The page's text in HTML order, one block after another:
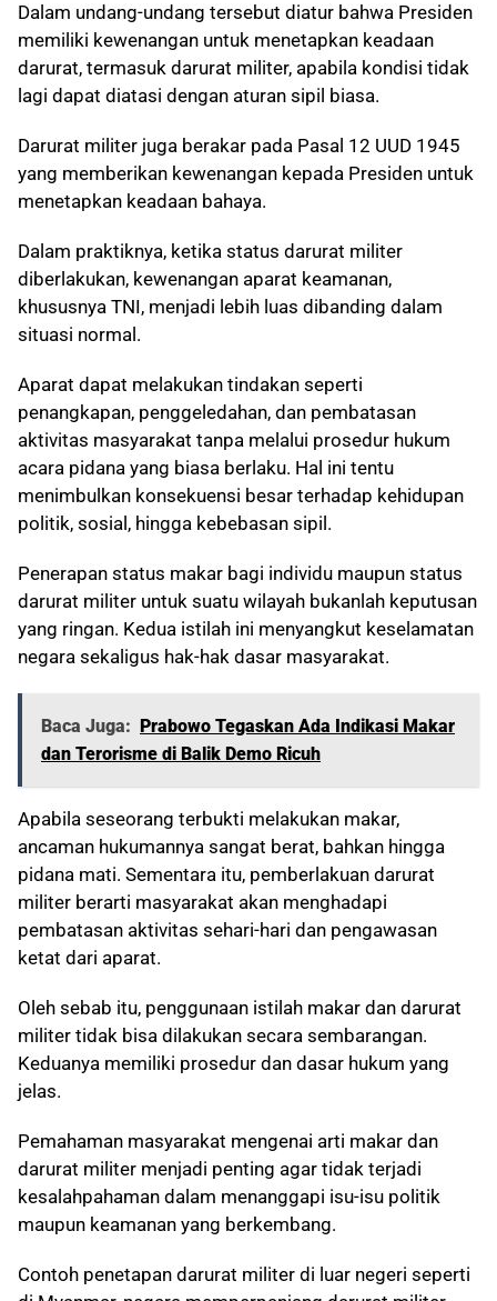
Dalam undang-undang tersebut diatur bahwa Presiden
memiliki kewenangan untuk menetapkan keadaan
darurat, termasuk darurat militer, apabila kondisi tidak
lagi dapat diatasi dengan aturan sipil biasa.
Darurat militer juga berakar pada Pasal 12 UUD 1945
yang memberikan kewenangan kepada Presiden untuk
menetapkan keadaan bahaya.
Dalam praktiknya, ketika status darurat militer
diberlakukan, kewenangan aparat keamanan,
khususnya TNI, menjadi lebih luas dibanding dalam
situasi normal.
Aparat dapat melakukan tindakan seperti
penangkapan, penggeledahan, dan pembatasan
aktivitas masyarakat tanpa melalui prosedur hukum
acara pidana yang biasa berlaku. Hal ini tentu
menimbulkan konsekuensi besar terhadap kehidupan
politik, sosial, hingga kebebasan sipil.
Penerapan status makar bagi individu maupun status
darurat militer untuk suatu wilayah bukanlah keputusan
yang ringan. Kedua istilah ini menyangkut keselamatan
negara sekaligus hak-hak dasar masyarakat.
Baca Juga: Prabowo Tegaskan Ada Indikasi Makar
dan Terorisme di Balik Demo Ricuh
Apabila seseorang terbukti melakukan makar,
ancaman hukumannya sangat berat, bahkan hingga
pidana mati. Sementara itu, pemberlakuan darurat
militer berarti masyarakat akan menghadapi
pembatasan aktivitas sehari-hari dan pengawasan
ketat dari aparat.
Oleh sebab itu, penggunaan istilah makar dan darurat
militer tidak bisa dilakukan secara sembarangan.
Keduanya memiliki prosedur dan dasar hukum yang
jelas.
Pemahaman masyarakat mengenai arti makar dan
darurat militer menjadi penting agar tidak terjadi
kesalahpahaman dalam menanggapi isu-isu politik
maupun keamanan yang berkembang.
Contoh penetapan darurat militer di luar negeri seperti